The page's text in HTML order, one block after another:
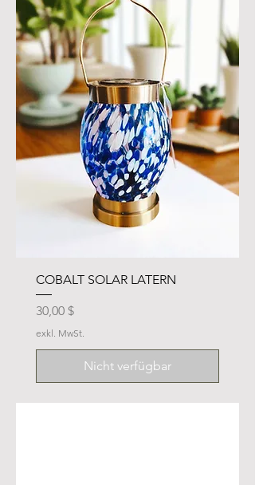
COBALT SOLAR LATERN
Preis
30,00 $
exkl. MwSt.
Nicht verfügbar